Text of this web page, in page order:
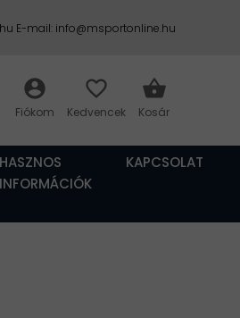
E-mail: info@msportonline.hu
HASZNOS
INFORMÁCIÓK
KAPCSOLAT
account_circle favorite_border shopping_basket